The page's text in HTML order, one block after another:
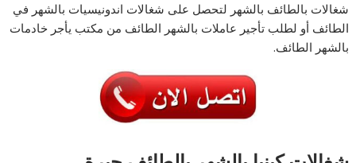
شغالات بالطائف بالشهر لتحصل على شغالات اندونيسيات بالشهر في
الطائف أو لطلب تأجير عاملات بالشهر الطائف من مكتب يأجر خادمات
بالشهر الطائف.